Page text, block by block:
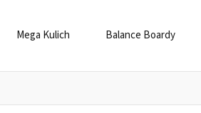
Mega Kulich Balance Boardy